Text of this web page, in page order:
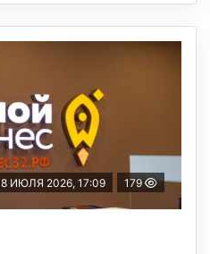
8 ИЮЛЯ 2026, 17:09 179